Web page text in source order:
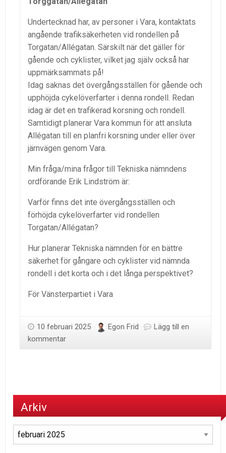
Undertecknad har, av personer i Vara, kontaktats
angående trafiksäkerheten vid rondellen på
Torgatan/Allégatan. Särskilt när det gäller för
gående och cyklister, vilket jag själv också har
uppmärksammats på!
Idag saknas det övergångsställen för gående och
upphöjda cykelöverfarter i denna rondell. Redan
idag är det en trafikerad korsning och rondell.
Samtidigt planerar Vara kommun för att ansluta
Allégatan till en planfri korsning under eller över
järnvägen genom Vara.
Min fråga/mina frågor till Tekniska nämndens
ordförande Erik Lindström är:
Varför finns det inte övergångsställen och
förhöjda cykelöverfarter vid rondellen
Torgatan/Allégatan?
Hur planerar Tekniska nämnden för en bättre
säkerhet för gångare och cyklister vid nämnda
rondell i det korta och i det långa perspektivet?
För Vänsterpartiet i Vara
10 februari 2025 Egon Frid
Lägg till en
kommentar
Arkiv
Arkiv